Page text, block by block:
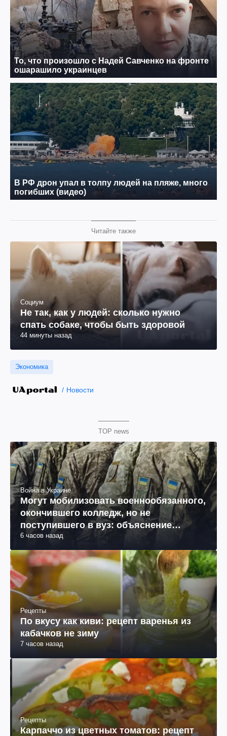
Читайте также
Социум
Не так, как у людей: сколько нужно
спать собаке, чтобы быть здоровой
44 минуты назад
Экономика
Новости
TOP news
Война в Украине
Могут мобилизовать военнообязанного,
окончившего колледж, но не
поступившего в вуз: объяснение
юриста
6 часов назад
Рецепты
По вкусу как киви: рецепт варенья из
кабачков не зиму
7 часов назад
Рецепты
Карпаччо из цветных томатов: рецепт